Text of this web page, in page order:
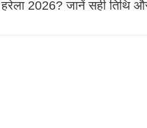
2026? जानें सही तिथि